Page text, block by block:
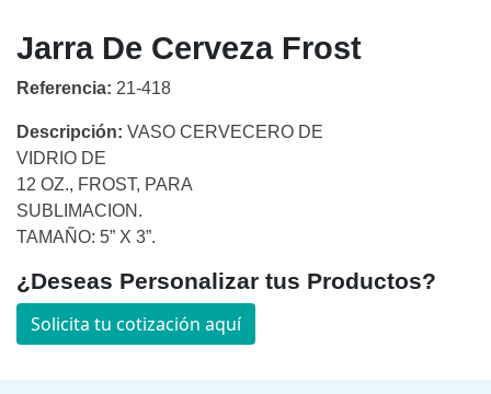
Jarra De Cerveza Frost
Referencia: 21-418
Descripción: VASO CERVECERO DE
VIDRIO DE
12 OZ., FROST, PARA
SUBLIMACION.
TAMAÑO: 5” X 3”.
¿Deseas Personalizar tus Productos?
Solicita tu cotización aquí